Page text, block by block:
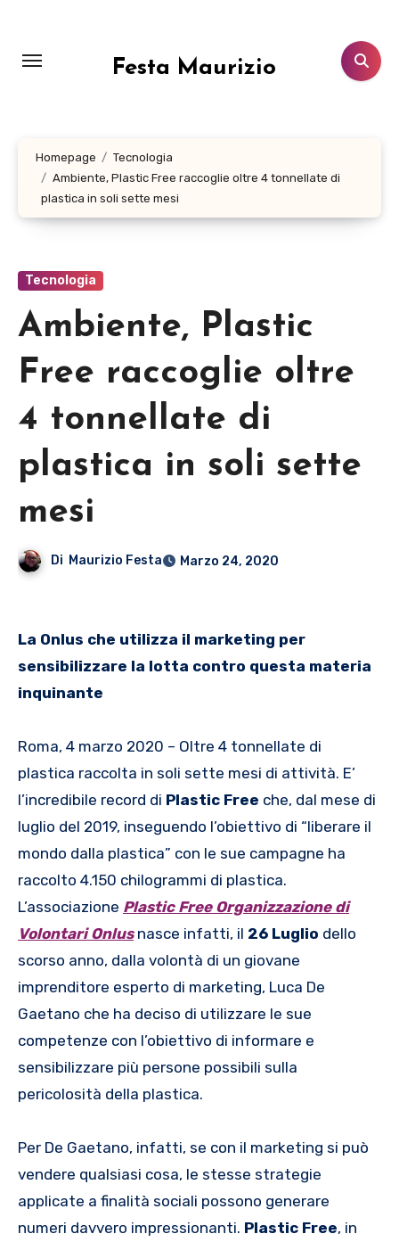
contenuto
Festa Maurizio
Homepage
Tecnologia
Ambiente, Plastic Free raccoglie oltre 4 tonnellate di
plastica in soli sette mesi
Tecnologia
Ambiente, Plastic
Free raccoglie oltre
4 tonnellate di
plastica in soli sette
mesi
Di Maurizio Festa Marzo 24, 2020
La Onlus che utilizza il marketing per
sensibilizzare la lotta contro questa materia
inquinante
Roma, 4 marzo 2020 – Oltre 4 tonnellate di
plastica raccolta in soli sette mesi di attività. E’
l’incredibile record di Plastic Free che, dal mese di
luglio del 2019, inseguendo l’obiettivo di “liberare il
mondo dalla plastica” con le sue campagne ha
raccolto 4.150 chilogrammi di plastica.
L’associazione Plastic Free Organizzazione di
Volontari Onlusnasce infatti, il 26 Luglio dello
scorso anno, dalla volontà di un giovane
imprenditore esperto di marketing, Luca De
Gaetano che ha deciso di utilizzare le sue
competenze con l’obiettivo di informare e
sensibilizzare più persone possibili sulla
pericolosità della plastica.
Per De Gaetano, infatti, se con il marketing si può
vendere qualsiasi cosa, le stesse strategie
applicate a finalità sociali possono generare
numeri davvero impressionanti. Plastic Free, in